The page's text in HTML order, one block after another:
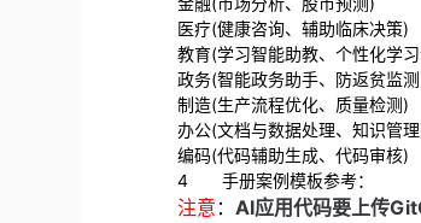
医疗(健康咨询、辅助临床决策)
教育(学习智能助教、个性化学
政务(智能政务助手、防返贫监测
制造(生产流程优化、质量检测)
办公(文档与数据处理、知识管理
编码(代码辅助生成、代码审核)
4
手册案例模板参考：
注意 ：AI应用代码要上传